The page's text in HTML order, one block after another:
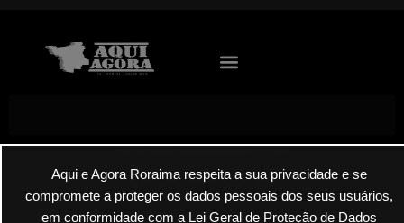
Aqui e Agora Roraima respeita a sua privacidade e se
compromete a proteger os dados pessoais dos seus usuários,
em conformidade com a Lei Geral de Proteção de Dados
Envie suas denúncias por E-mail